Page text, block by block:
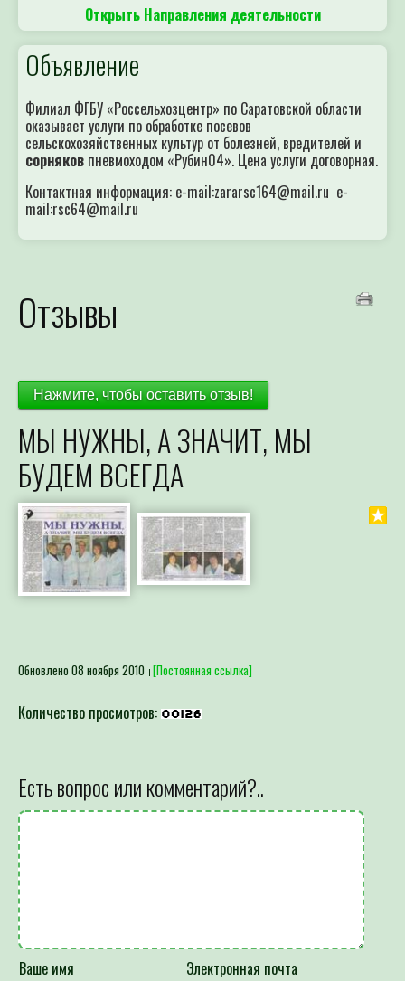
Открыть Направления деятельности
Объявление
Филиал ФГБУ «Россельхозцентр» по Саратовской области
оказывает услуги по обработке посевов
сельскохозяйственных культур от болезней, вредителей и
сорняков пневмоходом «Рубин04». Цена услуги договорная.
Контактная информация: e-mail:zararsc164@mail.ru e-
mail:rsc64@mail.ru
Отзывы
Нажмите, чтобы оставить отзыв!
МЫ НУЖНЫ, А ЗНАЧИТ, МЫ
БУДЕМ ВСЕГДА
Обновлено 08 ноября 2010 [Постоянная ссылка]
Количество просмотров:
Есть вопрос или комментарий?..
Ваше имя Электронная почта